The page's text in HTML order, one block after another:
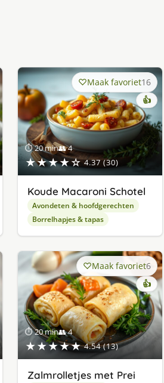
⏱ 20 min👥 4
★★★★☆ 4.37 (30)
Maak favoriet16
👍
Koude Macaroni Schotel
Avondeten & hoofdgerechten
Borrelhapjes & tapas
⏱ 20 min👥 4
★★★★★ 4.54 (13)
Maak favoriet6
👍
Zalmrolletjes met Prei